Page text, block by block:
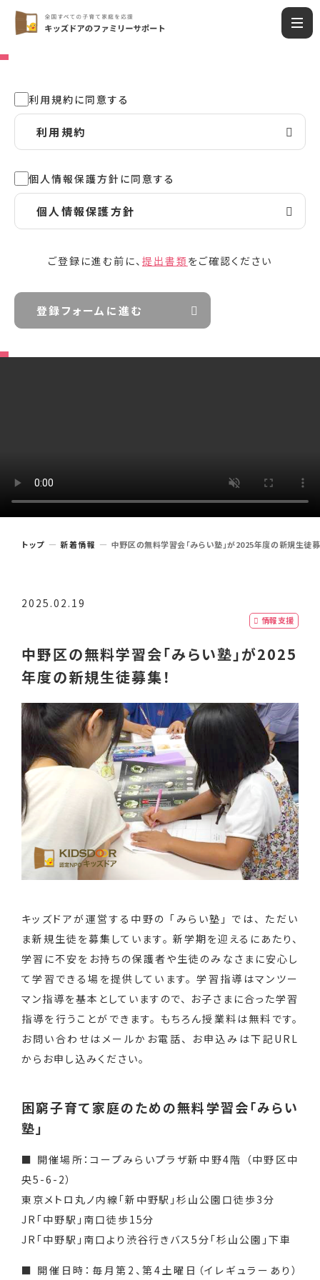
利用規約に同意する
利用規約
個人情報保護方針に同意する
個人情報保護方針
ご登録に進む前に、提出書類 をご確認ください
登録フォームに進む
トップ 新着情報 中野区の無料学習会「みらい塾」が2025年度の新規生徒募
2025.02.19
情報支援
中野区の無料学習会「みらい塾」が2025
年度の新規生徒募集！
キッズドアが運営する中野の 「みらい塾」 では、 ただい
ま新規生徒を募集しています。 新学期を迎えるにあたり、
学習に不安をお持ちの保護者や生徒のみなさまに安心し
て学習できる場を提供しています。 学習指導はマンツー
マン指導を基本としていますので、 お子さまに合った学習
指導を行うことができます。 もちろん授業料は無料です。
お問い合わせはメールかお電話、 お申込みは下記URL
からお申し込みください。
困窮子育て家庭のための無料学習会「みらい
塾」
■ 開催場所：コープみらいプラザ新中野4階 （中野区中
央5-6-2）
東京メトロ丸ノ内線「新中野駅」杉山公園口徒歩3分
JR「中野駅」南口徒歩15分
JR「中野駅」南口より渋谷行きバス5分「杉山公園」下車
■ 開催日時：毎月第2、第4土曜日（イレギュラーあり）